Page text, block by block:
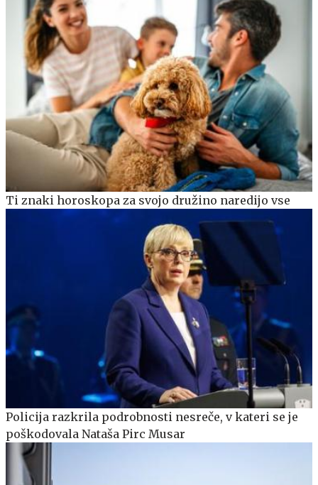
Ti znaki horoskopa za svojo družino naredijo vse
Policija razkrila podrobnosti nesreče, v kateri se je
poškodovala Nataša Pirc Musar